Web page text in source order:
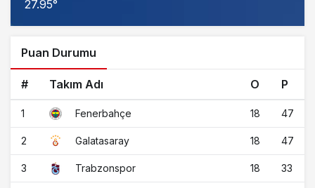
27.95°
Puan Durumu
# Takım Adı O P
1 Fenerbahçe 18 47
2 Galatasaray 18 47
3 Trabzonspor 18 33